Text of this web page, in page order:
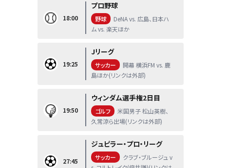
18:00
プロ野球
野球
DeNA vs. 広島、日本ハ
ム vs. 楽天ほか
19:25
Jリーグ
サッカー
開幕 横浜FM vs. 鹿
島ほか(リンクは外部)
19:50
ウィンダム選手権2日目
ゴルフ
米国男子 松山英樹、
久常涼ら出場(リンクは外部)
27:45
ジュピラー・プロ・リーグ
サッカー
クラブ・ブルージュ v